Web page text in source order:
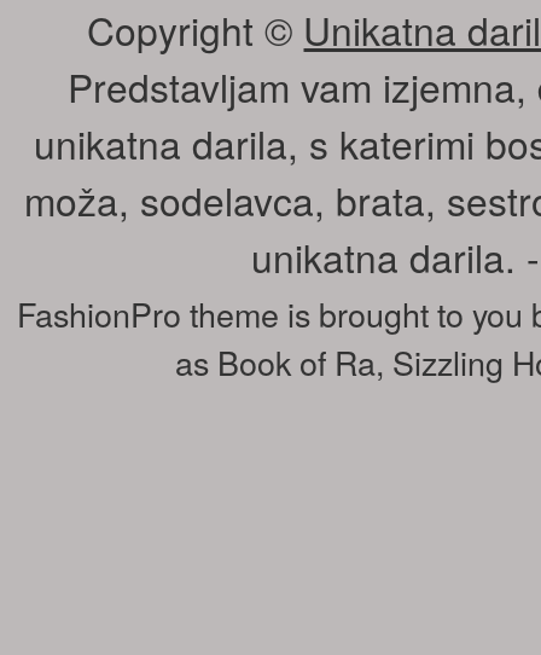
Copyright © Unikatna
Predstavljam vam
unikatna darila, s katerimi
moža, sodelavca, brata,
unikatna darila.
FashionPro theme is brought to
as Book of Ra, Sizzling